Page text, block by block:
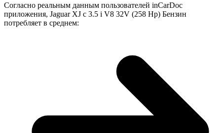
Согласно реальным данным пользователей inCarDoc
приложения, Jaguar XJ с 3.5 i V8 32V (258 Hp) Бензин
потребляет в среднем: